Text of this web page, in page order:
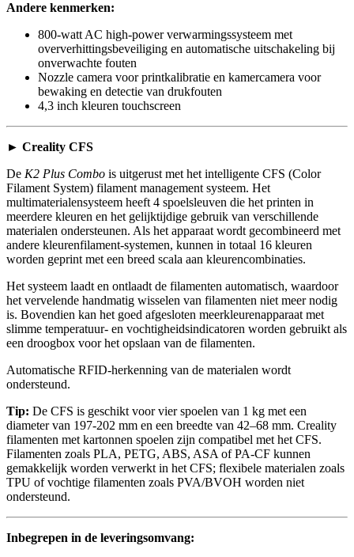
Andere kenmerken:
800-watt AC high-power verwarmingssysteem met
oververhittingsbeveiliging en automatische uitschakeling bij
onverwachte fouten
Nozzle camera voor printkalibratie en kamercamera voor
bewaking en detectie van drukfouten
4,3 inch kleuren touchscreen
► Creality CFS
De K2 Plus Combo is uitgerust met het intelligente CFS (Color
Filament System) filament management systeem. Het
multimaterialensysteem heeft 4 spoelsleuven die het printen in
meerdere kleuren en het gelijktijdige gebruik van verschillende
materialen ondersteunen. Als het apparaat wordt gecombineerd met
andere kleurenfilament-systemen, kunnen in totaal 16 kleuren
worden geprint met een breed scala aan kleurencombinaties.
Het systeem laadt en ontlaadt de filamenten automatisch, waardoor
het vervelende handmatig wisselen van filamenten niet meer nodig
is. Bovendien kan het goed afgesloten meerkleurenapparaat met
slimme temperatuur- en vochtigheidsindicatoren worden gebruikt als
een droogbox voor het opslaan van de filamenten.
Automatische RFID-herkenning van de materialen wordt
ondersteund.
Tip: De CFS is geschikt voor vier spoelen van 1 kg met een
diameter van 197-202 mm en een breedte van 42–68 mm. Creality
filamenten met kartonnen spoelen zijn compatibel met het CFS.
Filamenten zoals PLA, PETG, ABS, ASA of PA-CF kunnen
gemakkelijk worden verwerkt in het CFS; flexibele materialen zoals
TPU of vochtige filamenten zoals PVA/BVOH worden niet
ondersteund.
Inbegrepen in de leveringsomvang: